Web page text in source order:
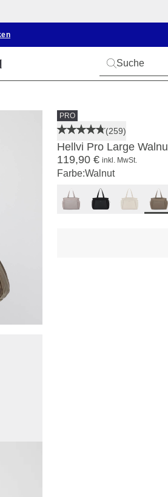
PRO
(259)
Hellvi Pro Large
119,90 € inkl. MwSt.
Farbe:Walnut